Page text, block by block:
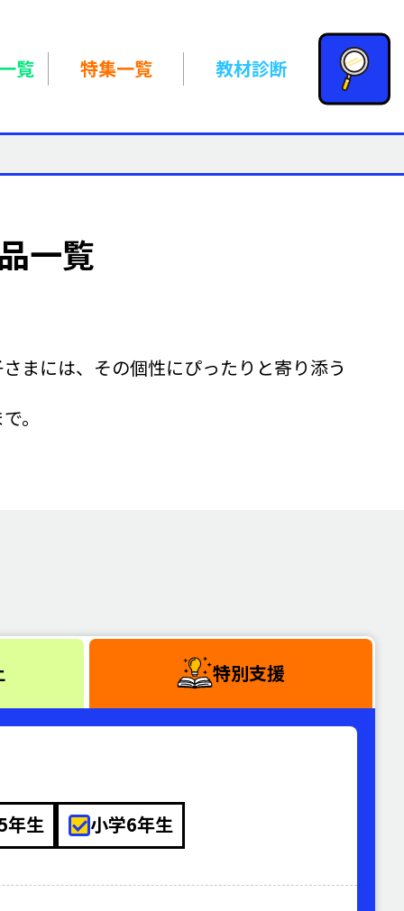
覧 特集一覧 教材診断
一覧
まには、その個性にぴったりと寄り添う
。
特別支援
年生 小学6年生